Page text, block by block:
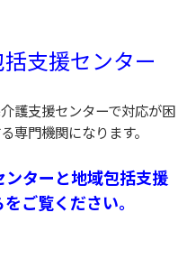
支援センター
護支援センターで対応が困
専門機関になります。
ターと地域包括支援
ご覧ください。